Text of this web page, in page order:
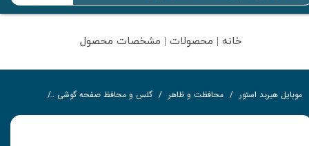
خروج از حساب کاربری
خانه | محصولات | مشخصات محصول
موبایل هیربد استور محافظت و ظاهر گلس و محافظ صفحه گوشی